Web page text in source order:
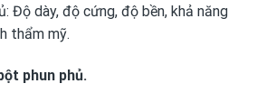
Độ dày, độ cứng, độ bền, khả năng
thẩm mỹ.
phun phủ.